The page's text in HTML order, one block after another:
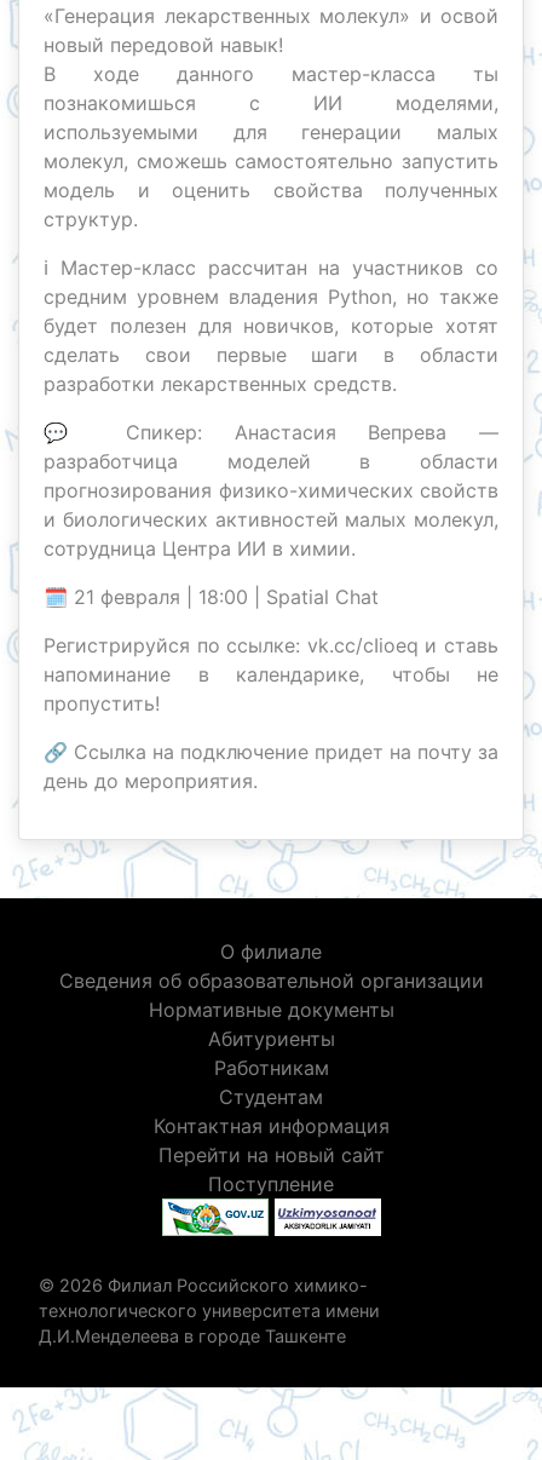
«Генерация лекарственных молекул» и освой
новый передовой навык!
В ходе данного мастер-класса ты
познакомишься с ИИ моделями,
используемыми для генерации малых
молекул, сможешь самостоятельно запустить
модель и оценить свойства полученных
структур.
ℹ️ Мастер-класс рассчитан на участников со
средним уровнем владения Python, но также
будет полезен для новичков, которые хотят
сделать свои первые шаги в области
разработки лекарственных средств.
💬 Спикер: Анастасия Вепрева —
разработчица моделей в области
прогнозирования физико-химических свойств
и биологических активностей малых молекул,
сотрудница Центра ИИ в химии.
🗓 21 февраля | 18:00 | Spatial Chat
Регистрируйся по ссылке: vk.cc/cIioeq и ставь
напоминание в календарике, чтобы не
пропустить!
🔗 Ссылка на подключение придет на почту за
день до мероприятия.
О филиале
Сведения об образовательной организации
Нормативные документы
Абитуриенты
Работникам
Студентам
Контактная информация
Перейти на новый сайт
Поступление
© 2026 Филиал Российского химико-
технологического университета имени
Д.И.Менделеева в городе Ташкенте